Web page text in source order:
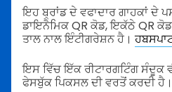
ਇਹ ਬ੍ਰਾਂਡ ਦੇ ਵਫਾਦਾਰ ਗਾਹਕਾਂ ਦੇ
ਡਾਇਨੈਮਿਕ QR ਕੋਡ, ਇਕੱਠੇ QR
ਤਾਲ ਨਾਲ ਇੰਟੀਗਰੇਸ਼ਨ ਹੈ।
ਇਸ ਵਿੱਚ ਇੱਕ ਰੀਟਾਰਗਟਿੰਗ ਸੰਦੂਕ
ਫੇਸਬੁੱਕ ਪਿਕਸਲ ਦੀ ਵਰਤੋਂ ਕਰਦੀ ਹੈ।